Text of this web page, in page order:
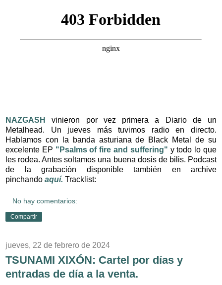
NAZGASHvinieron por vez primera a Diario de un
Metalhead. Un jueves más tuvimos radio en directo.
Hablamos con la banda asturiana de Black Metal de su
excelente EP "Psalms of fire and suffering" y todo lo que
les rodea. Antes soltamos una buena dosis de bilis. Podcast
de la grabación disponible también en archive
pinchando aquí. Tracklist:
No hay comentarios:
Compartir
jueves, 22 de febrero de 2024
TSUNAMI XIXÓN: Cartel por días y
entradas de día a la venta.